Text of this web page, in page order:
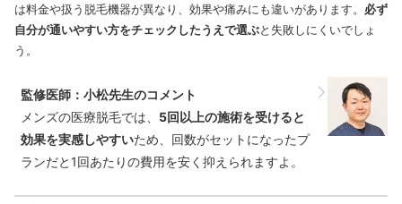
は料金や扱う脱毛機器が異なり、効果や痛みにも違いがあります。 必ず
自分が通いやすい方をチェックしたうえで選ぶと失敗しにくいでしょ
う。
監修医師：小松先生のコメント
メンズの医療脱毛では、 5回以上の施術を受けると
効果を実感しやすいため、回数がセットになったプ
ランだと1回あたりの費用を安く抑えられますよ。